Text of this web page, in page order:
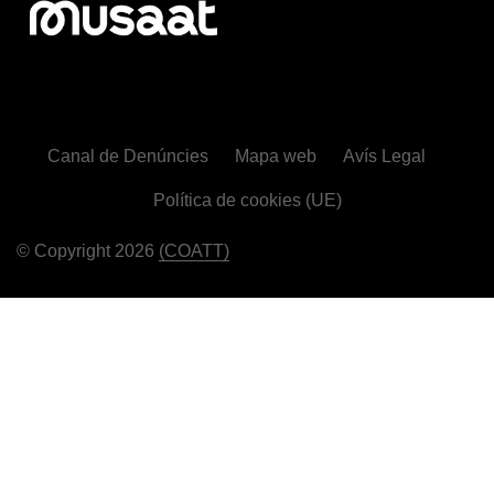
© Copyright 2026 (COATT)
Canal de Denúncies Mapa web Avís Legal
Política de cookies (UE)